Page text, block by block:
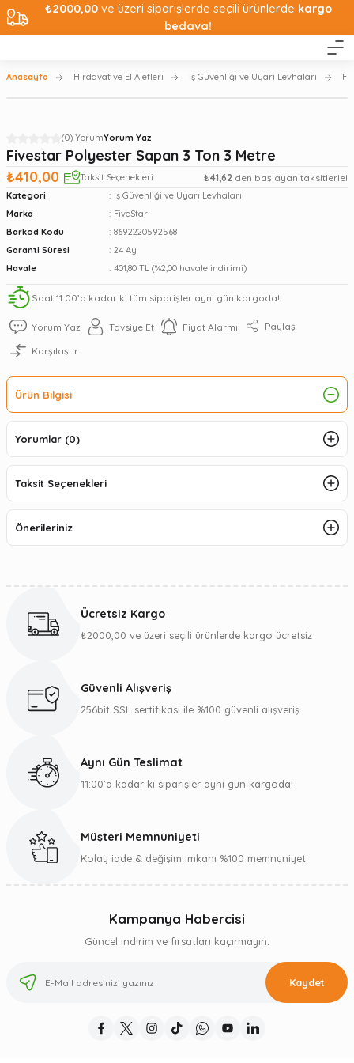
₺2000,00ve üzeri siparişlerde seçili ürünlerde kargo
bedava!
Anasayfa Hırdavat ve El Aletleri İş Güvenliği ve Uyarı Levhaları
(0) YorumYorum Yaz
Fivestar Polyester Sapan 3 Ton 3 Metre
₺410,00
Taksit Seçenekleri ₺41,62 den başlayan taksitlerle!
Kategori
İş Güvenliği ve Uyarı Levhaları
Marka
FiveStar
Barkod Kodu
8692220592568
Garanti Süresi
24 Ay
Havale
401,80 TL (%2,00 havale indirimi)
Saat 11:00’a kadar ki tüm siparişler aynı gün kargoda!
Yorum Yaz Tavsiye Et Fiyat Alarmı Paylaş
Karşılaştır
Ürün Bilgisi
Yorumlar (0)
Taksit Seçenekleri
Önerileriniz
Ücretsiz Kargo
₺2000,00 ve üzeri seçili ürünlerde kargo ücretsiz
Güvenli Alışveriş
256bit SSL sertifikası ile %100 güvenli alışveriş
Aynı Gün Teslimat
11:00’a kadar ki siparişler aynı gün kargoda!
Müşteri Memnuniyeti
Kolay iade & değişim imkanı %100 memnuniyet
Kampanya Habercisi
Güncel indirim ve fırsatları kaçırmayın.
Kaydet